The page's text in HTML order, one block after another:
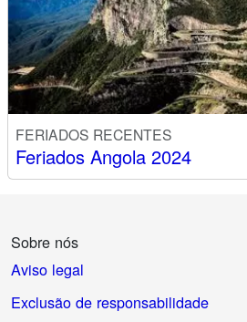
FERIADOS RECENTES
Feriados Angola 2024
Sobre nós
Aviso legal
Exclusão de responsabilidade